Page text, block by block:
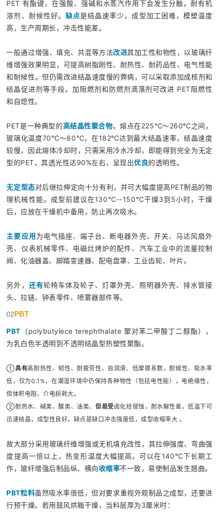
PET 有酯键，在强酸、强碱和水蒸汽作用下会发生分触，耐有机
溶剂、耐候性好。 缺点是结晶速率少，成型加工困难，模塑温度
高，生产周期长，冲击性能差。
一般通过增强、填充、共混等方法改进其加工性和物性，以玻璃纤
维增强效果明显，可提高树脂刚性、耐热性、耐药品性、电气性能
和耐候性。但仍需改进结晶速度慢的弊病，可以采取添加成核剂和
结晶促进剂等手段。加阻燃剂和防燃剂滴落剂可改进 PET阻燃性
和自熄性。
PET是一种典型的高结晶性聚合物。熔点在225℃～260℃之间，
玻璃化温度70℃～80℃，在182℃达到最大结晶速率，结晶速度
较慢，因此熔体冷却时，只需采用冷水冷却，即能得到完全为无定
型的PET，其透光性达90%左右，呈现出优良的透明性。
无定型态对后继拉伸定向十分有利，并可大幅度提高PET制品的物
理机械性能。成型前建议在130℃--150℃干燥3到5小时，干燥
后，应放在干燥机中备用，防止再次吸水。
主要应用为电气插座、端子台、断电器外壳、开关、马达风扇外
壳、仪表机械零件、电磁灶烤炉的配件、汽车工业中的流量控制
阀、化油器盖、脚踏变速器、配电盘罩、工业齿轮、叶片。
另外， 还有轮椅车体及轮子、灯罩外壳、照明器外壳、排水管接
头、拉链、钟表零件、喷雾器部件等。
02PBT
PBT （polybutylece terephthalate 聚对苯二甲酸丁二醇酯），
为乳白色半透明到不透明结晶型热塑性聚酯。
①具有高耐热性、韧性、耐疲劳性、自润滑、低摩擦系数，耐候性、吸水率
低，仅为0.1%，在潮湿环境中仍保持各种物性（包括电性能），电绝缘性，
但体积电阻、介电损耗大。
②耐热水、碱类、酸类、油类、但易受卤化烃侵蚀，耐水解性差，低温下可
迅速结晶，成型性良好。缺点是缺口冲击强度低，成型收缩率大 。
故大部分采用玻璃纤维增强或无机填充改性，其拉伸强度、弯曲强
度提高一倍以上，热变形温度大幅提高。可以在140℃下长期工
作，玻纤增强后制品纵、横向收缩率不一致，易使制品发生翘曲。
PBT粒料虽然吸水率很低，但对要求重视外观制品之成型，还要进
行预干燥。 若用鼓风烘箱干燥，当料层厚为3厘米时：